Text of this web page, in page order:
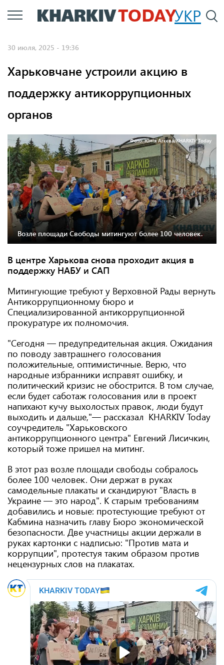
Перейти
к
УКР
30 июля, 2025 - 19:36
Харьковчане устроили акцию в
поддержку антикоррупционных
органов
Фото: Юлія Агєєва/KHARKIV Today
Возле площади Свободы митингуют более 100 человек.
В центре Харькова снова проходит акция в
поддержку НАБУ и САП
Митингующие требуют у Верховной Рады вернуть
Антикоррупционному бюро и
Специализированной антикоррупционной
прокуратуре их полномочия.
"Сегодня — предупредительная акция. Ожидания
по поводу завтрашнего голосования
положительные, оптимистичные. Верю, что
народные избранники исправят ошибку, и
политический кризис не обострится. В том случае,
если будет саботаж голосования или в проект
напихают кучу выхолостых правок, люди будут
выходить и дальше,"— рассказал KHARKIV Today
соучредитель "Харьковского
антикоррупционного центра" Евгений Лисичкин,
который тоже пришел на митинг.
В этот раз возле площади свободы собралось
более 100 человек. Они держат в руках
самодельные плакаты и скандируют "Власть в
Украине — это народ". К старым требованиям
добавились и новые: протестующие требуют от
Кабмина назначить главу Бюро экономической
безопасности. Две участницы акции держали в
руках картонки с надписью: "Против мата и
коррупции", протестуя таким образом против
нецензурных слов на плакатах.